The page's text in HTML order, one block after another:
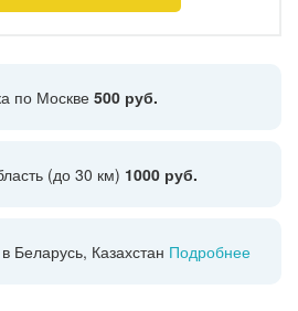
по Москве 500 руб.
(до 30 км) 1000 руб.
Беларусь, Казахстан Подробнее